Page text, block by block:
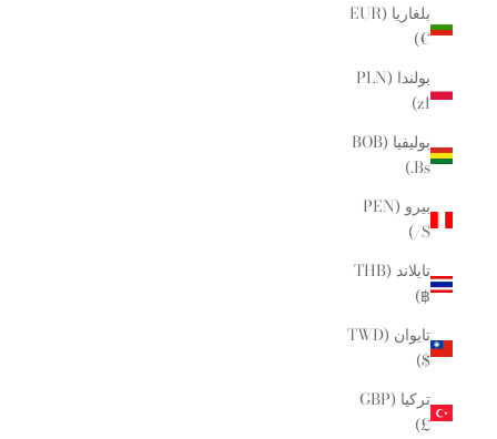
بلغاريا (EUR
€)
بولندا (PLN
zł)
بوليفيا (BOB
Bs.)
بيرو (PEN
S/)
تايلاند (THB
฿)
تايوان (TWD
$)
تركيا (GBP
£)